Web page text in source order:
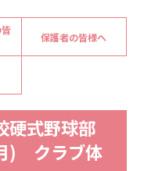
保護者の皆様へ
硬式野球部
) クラブ体